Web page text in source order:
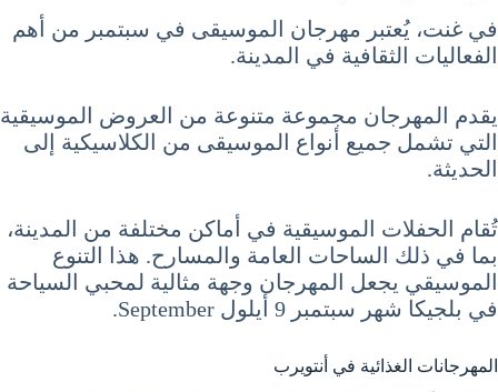
في غنت، يُعتبر مهرجان الموسيقى في سبتمبر من أهم
الفعاليات الثقافية في المدينة.
يقدم المهرجان مجموعة متنوعة من العروض الموسيقية
التي تشمل جميع أنواع الموسيقى من الكلاسيكية إلى
الحديثة.
تُقام الحفلات الموسيقية في أماكن مختلفة من المدينة،
بما في ذلك الساحات العامة والمسارح. هذا التنوع
الموسيقي يجعل المهرجان وجهة مثالية لمحبي السياحة
في بلجيكا شهر سبتمبر 9 أيلول September.
المهرجانات الغذائية في أنتويرب